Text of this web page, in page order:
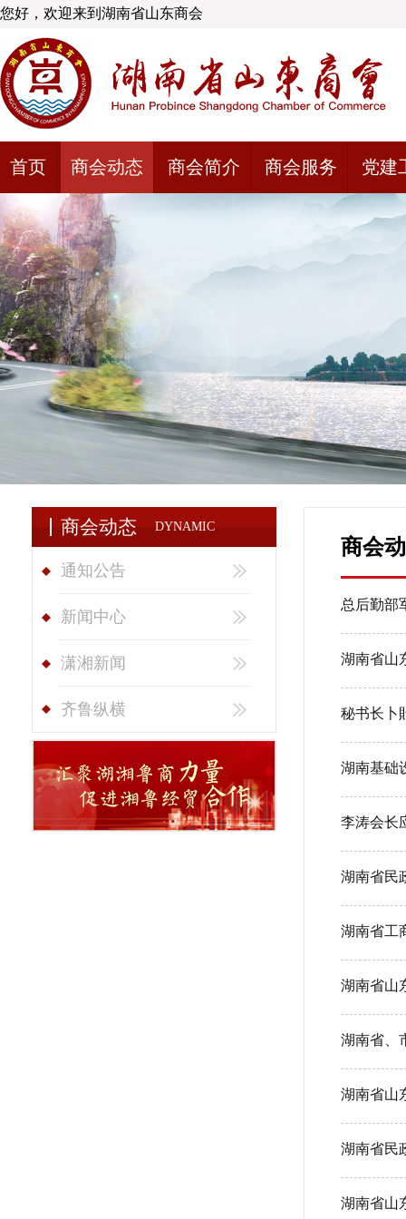
您好，欢迎来到湖南省山东商会
首页 商会动态 商会简介 商会服务 党建
商会动态 DYNAMIC
通知公告
新闻中心
潇湘新闻
齐鲁纵横
商会
总后勤部
湖南省山
秘书长卜
湖南基础
李涛会长
湖南省民
湖南省工
湖南省山
湖南省、
湖南省山
湖南省山